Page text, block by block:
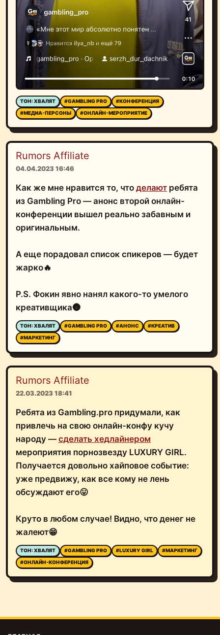
ТОН: ХВАЛЯТ #GAMBLING PRO
#КОНФЕРЕНЦИЯ
#МЕДИА-ПЕРСОНЫ
#ОНЛАЙН-МЕРОПРИЯТИЕ
Rumors Affiliate
04.04.2023 16:46
Как же мне нравится то, что делают ребята
из Gambling Pro — анонс второй онлайн-
конференции вышел реально забавным и
оригинальным.
А еще порадовал список спикеров — будет
жарко🔥
P.S. Фокин явно нанял какого-то умелого
креативщика🌚
ТОН: ХВАЛЯТ #GAMBLING PRO #АНОНС
#КРЕАТИВ
#МАРКЕТИНГ
Rumors Affiliate
22.03.2023 18:41
Ребята из Gambling.pro придумали, как
привлечь на свою онлайн-конфу кучу
народу — сделать хедлайнером
мероприятия порнозвезду LUXURY GIRL.
Получается довольно хайповое событие:
уже предвижу, как все кому не лень
обсуждают его😛
Круто в любом случае! Видно, что денег не
жалеют😁
ТОН: ХВАЛЯТ #GAMBLING PRO #LUXURY GIRL
#МАРКЕТИНГ
#ОНЛАЙН-КОНФЕРЕНЦИЯ